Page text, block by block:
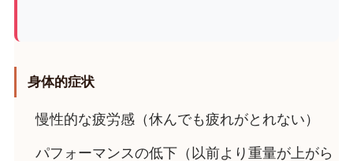
身体的症状
慢性的な疲労感（休んでも疲れがとれない）
パフォーマンスの低下（以前より重量が上がら